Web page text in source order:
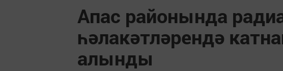
Апас районында
һәлакәтләрендә
алынды